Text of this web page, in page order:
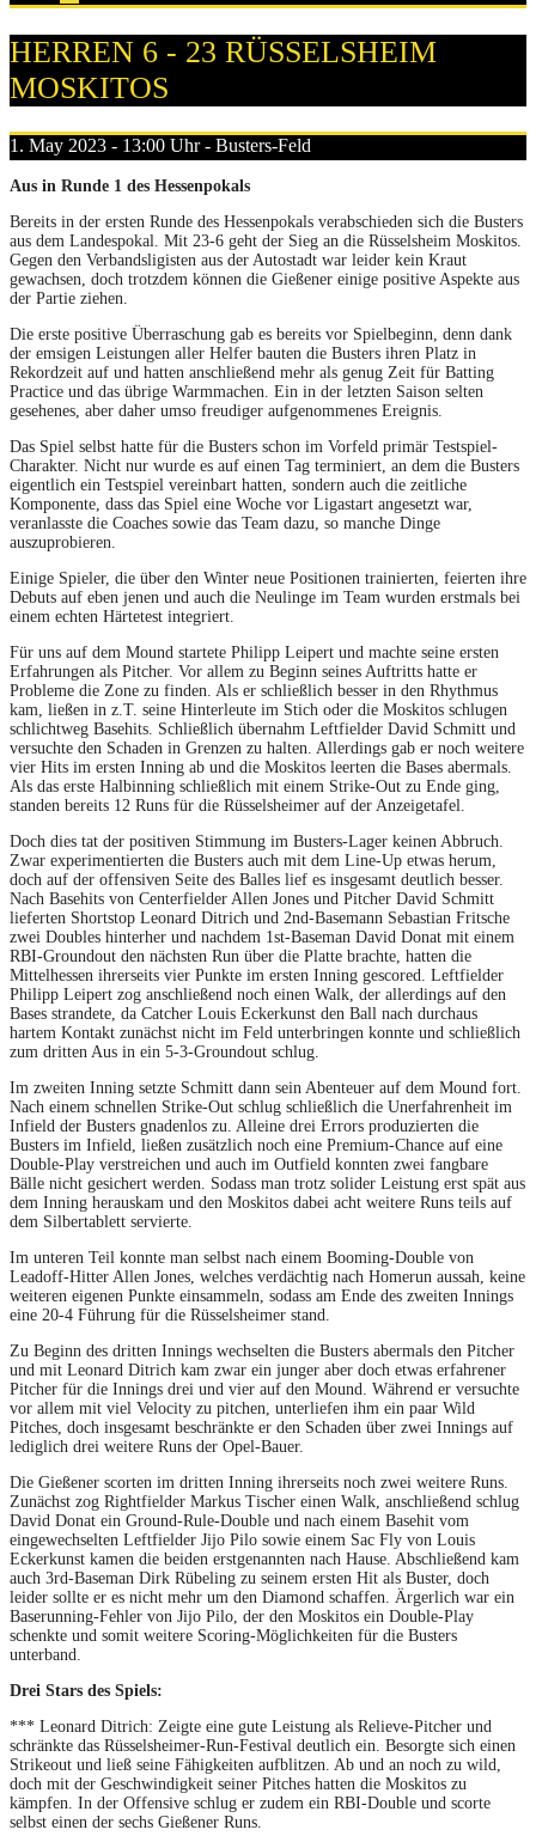
HERREN 6 - 23 RÜSSELSHEIM
MOSKITOS
1. May 2023 - 13:00 Uhr - Busters-Feld
Aus in Runde 1 des Hessenpokals
Bereits in der ersten Runde des Hessenpokals verabschieden sich die Busters
aus dem Landespokal. Mit 23-6 geht der Sieg an die Rüsselsheim Moskitos.
Gegen den Verbandsligisten aus der Autostadt war leider kein Kraut
gewachsen, doch trotzdem können die Gießener einige positive Aspekte aus
der Partie ziehen.
Die erste positive Überraschung gab es bereits vor Spielbeginn, denn dank
der emsigen Leistungen aller Helfer bauten die Busters ihren Platz in
Rekordzeit auf und hatten anschließend mehr als genug Zeit für Batting
Practice und das übrige Warmmachen. Ein in der letzten Saison selten
gesehenes, aber daher umso freudiger aufgenommenes Ereignis.
Das Spiel selbst hatte für die Busters schon im Vorfeld primär Testspiel-
Charakter. Nicht nur wurde es auf einen Tag terminiert, an dem die Busters
eigentlich ein Testspiel vereinbart hatten, sondern auch die zeitliche
Komponente, dass das Spiel eine Woche vor Ligastart angesetzt war,
veranlasste die Coaches sowie das Team dazu, so manche Dinge
auszuprobieren.
Einige Spieler, die über den Winter neue Positionen trainierten, feierten ihre
Debuts auf eben jenen und auch die Neulinge im Team wurden erstmals bei
einem echten Härtetest integriert.
Für uns auf dem Mound startete Philipp Leipert und machte seine ersten
Erfahrungen als Pitcher. Vor allem zu Beginn seines Auftritts hatte er
Probleme die Zone zu finden. Als er schließlich besser in den Rhythmus
kam, ließen in z.T. seine Hinterleute im Stich oder die Moskitos schlugen
schlichtweg Basehits. Schließlich übernahm Leftfielder David Schmitt und
versuchte den Schaden in Grenzen zu halten. Allerdings gab er noch weitere
vier Hits im ersten Inning ab und die Moskitos leerten die Bases abermals.
Als das erste Halbinning schließlich mit einem Strike-Out zu Ende ging,
standen bereits 12 Runs für die Rüsselsheimer auf der Anzeigetafel.
Doch dies tat der positiven Stimmung im Busters-Lager keinen Abbruch.
Zwar experimentierten die Busters auch mit dem Line-Up etwas herum,
doch auf der offensiven Seite des Balles lief es insgesamt deutlich besser.
Nach Basehits von Centerfielder Allen Jones und Pitcher David Schmitt
lieferten Shortstop Leonard Ditrich und 2nd-Basemann Sebastian Fritsche
zwei Doubles hinterher und nachdem 1st-Baseman David Donat mit einem
RBI-Groundout den nächsten Run über die Platte brachte, hatten die
Mittelhessen ihrerseits vier Punkte im ersten Inning gescored. Leftfielder
Philipp Leipert zog anschließend noch einen Walk, der allerdings auf den
Bases strandete, da Catcher Louis Eckerkunst den Ball nach durchaus
hartem Kontakt zunächst nicht im Feld unterbringen konnte und schließlich
zum dritten Aus in ein 5-3-Groundout schlug.
Im zweiten Inning setzte Schmitt dann sein Abenteuer auf dem Mound fort.
Nach einem schnellen Strike-Out schlug schließlich die Unerfahrenheit im
Infield der Busters gnadenlos zu. Alleine drei Errors produzierten die
Busters im Infield, ließen zusätzlich noch eine Premium-Chance auf eine
Double-Play verstreichen und auch im Outfield konnten zwei fangbare
Bälle nicht gesichert werden. Sodass man trotz solider Leistung erst spät aus
dem Inning herauskam und den Moskitos dabei acht weitere Runs teils auf
dem Silbertablett servierte.
Im unteren Teil konnte man selbst nach einem Booming-Double von
Leadoff-Hitter Allen Jones, welches verdächtig nach Homerun aussah, keine
weiteren eigenen Punkte einsammeln, sodass am Ende des zweiten Innings
eine 20-4 Führung für die Rüsselsheimer stand.
Zu Beginn des dritten Innings wechselten die Busters abermals den Pitcher
und mit Leonard Ditrich kam zwar ein junger aber doch etwas erfahrener
Pitcher für die Innings drei und vier auf den Mound. Während er versuchte
vor allem mit viel Velocity zu pitchen, unterliefen ihm ein paar Wild
Pitches, doch insgesamt beschränkte er den Schaden über zwei Innings auf
lediglich drei weitere Runs der Opel-Bauer.
Die Gießener scorten im dritten Inning ihrerseits noch zwei weitere Runs.
Zunächst zog Rightfielder Markus Tischer einen Walk, anschließend schlug
David Donat ein Ground-Rule-Double und nach einem Basehit vom
eingewechselten Leftfielder Jijo Pilo sowie einem Sac Fly von Louis
Eckerkunst kamen die beiden erstgenannten nach Hause. Abschließend kam
auch 3rd-Baseman Dirk Rübeling zu seinem ersten Hit als Buster, doch
leider sollte er es nicht mehr um den Diamond schaffen. Ärgerlich war ein
Baserunning-Fehler von Jijo Pilo, der den Moskitos ein Double-Play
schenkte und somit weitere Scoring-Möglichkeiten für die Busters
unterband.
Drei Stars des Spiels:
*** Leonard Ditrich: Zeigte eine gute Leistung als Relieve-Pitcher und
schränkte das Rüsselsheimer-Run-Festival deutlich ein. Besorgte sich einen
Strikeout und ließ seine Fähigkeiten aufblitzen. Ab und an noch zu wild,
doch mit der Geschwindigkeit seiner Pitches hatten die Moskitos zu
kämpfen. In der Offensive schlug er zudem ein RBI-Double und scorte
selbst einen der sechs Gießener Runs.